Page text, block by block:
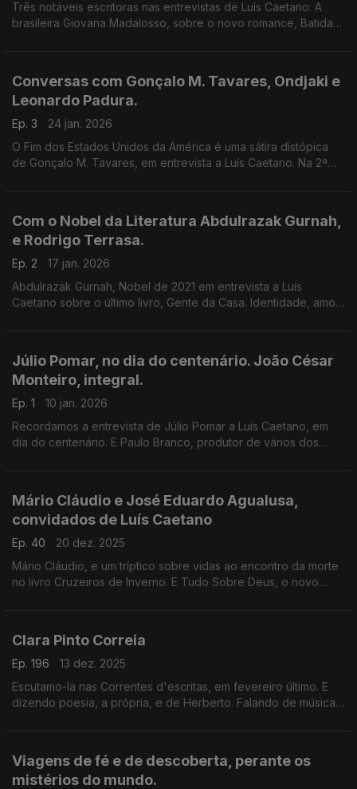
Três notáveis escritoras nas entrevistas de Luís Caetano: A
brasileira Giovana Madalosso, sobre o novo romance, Batida
Conversas com Gonçalo M. Tavares, Ondjaki e
Leonardo Padura.
Ep. 3
24 jan. 2026
O Fim dos Estados Unidos da América é uma sátira distópica
de Gonçalo M. Tavares, em entrevista a Luís Caetano. Na 2ª
Com o Nobel da Literatura Abdulrazak Gurnah,
e Rodrigo Terrasa.
Ep. 2
17 jan. 2026
Abdulrazak Gurnah, Nobel de 2021 em entrevista a Luís
Caetano sobre o último livro, Gente da Casa. Identidade, amor,
Júlio Pomar, no dia do centenário. João César
Monteiro, integral.
Ep. 1
10 jan. 2026
Recordamos a entrevista de Júlio Pomar a Luís Caetano, em
dia do centenário. E Paulo Branco, produtor de vários dos
Mário Cláudio e José Eduardo Agualusa,
convidados de Luís Caetano
Ep. 40
20 dez. 2025
Mário Cláudio, e um tríptico sobre vidas ao encontro da morte
no livro Cruzeiros de Inverno. E Tudo Sobre Deus, o novo
Clara Pinto Correia
Ep. 196
13 dez. 2025
Escutamo-la nas Correntes d'escritas, em fevereiro último. E
dizendo poesia, a própria, e de Herberto. Falando de músicas
Viagens de fé e de descoberta, perante os
mistérios do mundo.